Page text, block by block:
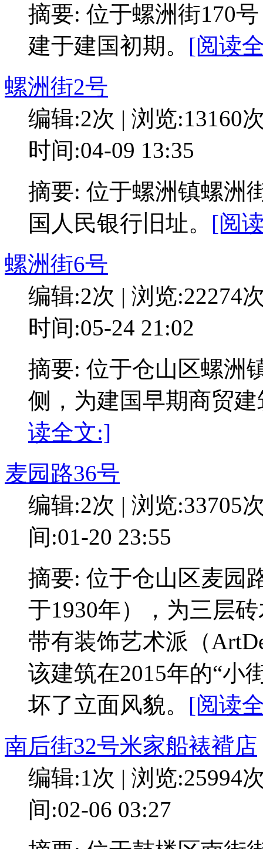
摘要: 位于螺洲街170
建于建国初期。 [阅读
螺洲街2号
编辑:2次 | 浏览:13160
时间:04-09 13:35
摘要: 位于螺洲镇螺洲
国人民银行旧址。 [阅
螺洲街6号
编辑:2次 | 浏览:22274
时间:05-24 21:02
摘要: 位于仓山区螺洲
侧，为建国早期商贸
读全文:]
麦园路36号
编辑:2次 | 浏览:33705
间:01-20 23:55
摘要: 位于仓山区麦园
于1930年），为三层
带有装饰艺术派（
该建筑在2015年的“小
坏了立面风貌。 [阅读
南后街32号米家船裱褙店
编辑:1次 | 浏览:25994
间:02-06 03:27